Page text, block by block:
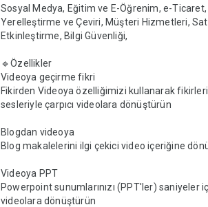
Sosyal Medya, Eğitim ve E-Öğrenim, e-Ticaret,
Yerelleştirme ve Çeviri, Müşteri Hizmetleri,
Etkinleştirme, Bilgi Güvenliği,
🔹Özellikler
Videoya geçirme fikri
Fikirden Videoya özelliğimizi kullanarak
sesleriyle çarpıcı videolara dönüştürün
Blogdan videoya
Blog makalelerini ilgi çekici video içeriğine
Videoya PPT
Powerpoint sunumlarınızı (PPT'ler) saniyeler
videolara dönüştürün